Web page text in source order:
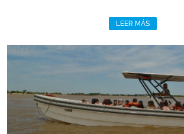
LEER MÁS